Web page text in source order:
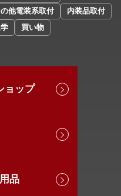
他電装系取付
内装品取付
買い物
ョップ
品